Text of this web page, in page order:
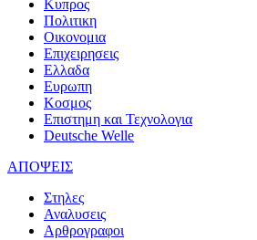
Κυπρος
Πολιτικη
Οικονομια
Επιχειρησεις
Ελλαδα
Ευρωπη
Κοσμος
Επιστημη και Τεχνολογια
Deutsche Welle
ΑΠΟΨΕΙΣ
Στηλες
Αναλυσεις
Αρθρογραφοι